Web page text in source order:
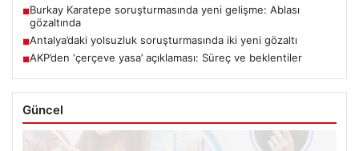
■Burkay Karatepe soruşturmasında yeni gelişme: Ablası
gözaltında
■Antalya’daki yolsuzluk soruşturmasında iki yeni gözaltı
■AKP’den ‘çerçeve yasa’ açıklaması: Süreç ve beklentiler
Güncel